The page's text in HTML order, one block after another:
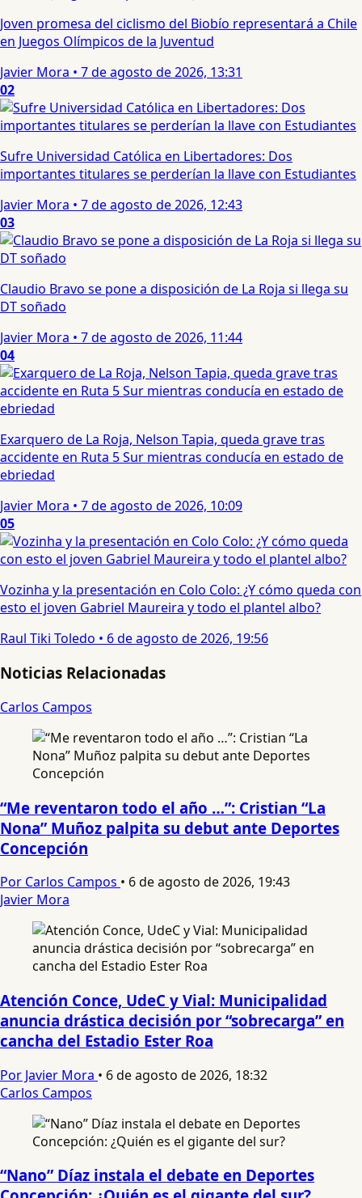
Joven promesa del ciclismo del Biobío representará a Chile
en Juegos Olímpicos de la Juventud
Javier Mora • 7 de agosto de 2026, 13:31
02
Sufre Universidad Católica en Libertadores: Dos
importantes titulares se perderían la llave con Estudiantes
Javier Mora • 7 de agosto de 2026, 12:43
03
Claudio Bravo se pone a disposición de La Roja si llega su
DT soñado
Javier Mora • 7 de agosto de 2026, 11:44
04
Exarquero de La Roja, Nelson Tapia, queda grave tras
accidente en Ruta 5 Sur mientras conducía en estado de
ebriedad
Javier Mora • 7 de agosto de 2026, 10:09
05
Vozinha y la presentación en Colo Colo: ¿Y cómo queda con
esto el joven Gabriel Maureira y todo el plantel albo?
Raul Tiki Toledo • 6 de agosto de 2026, 19:56
Noticias Relacionadas
Carlos Campos
“Me reventaron todo el año …”: Cristian “La
Nona” Muñoz palpita su debut ante Deportes
Concepción
Por Carlos Campos • 6 de agosto de 2026, 19:43
Javier Mora
Atención Conce, UdeC y Vial: Municipalidad
anuncia drástica decisión por “sobrecarga” en
cancha del Estadio Ester Roa
Por Javier Mora • 6 de agosto de 2026, 18:32
Carlos Campos
“Nano” Díaz instala el debate en Deportes